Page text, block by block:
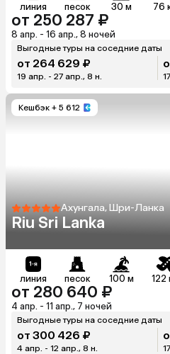
линия песок 30 м 76
от 250 287 ₽
8 апр. - 16 апр., 8 ночей
Выгодные туры на соседние даты
от 264 629 ₽
19 апр. - 27 апр., 8 н.
Кешбэк + 5 612
Ахунгала, Шри-Ланка
Riu Sri Lanka
линия песок 100 м 122
от 280 640 ₽
4 апр. - 11 апр., 7 ночей
Выгодные туры на соседние даты
от 300 426 ₽
4 апр. - 12 апр., 8 н.